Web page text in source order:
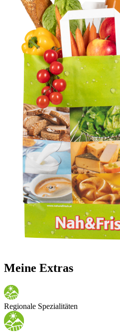
Meine Extras
Regionale Spezialitäten